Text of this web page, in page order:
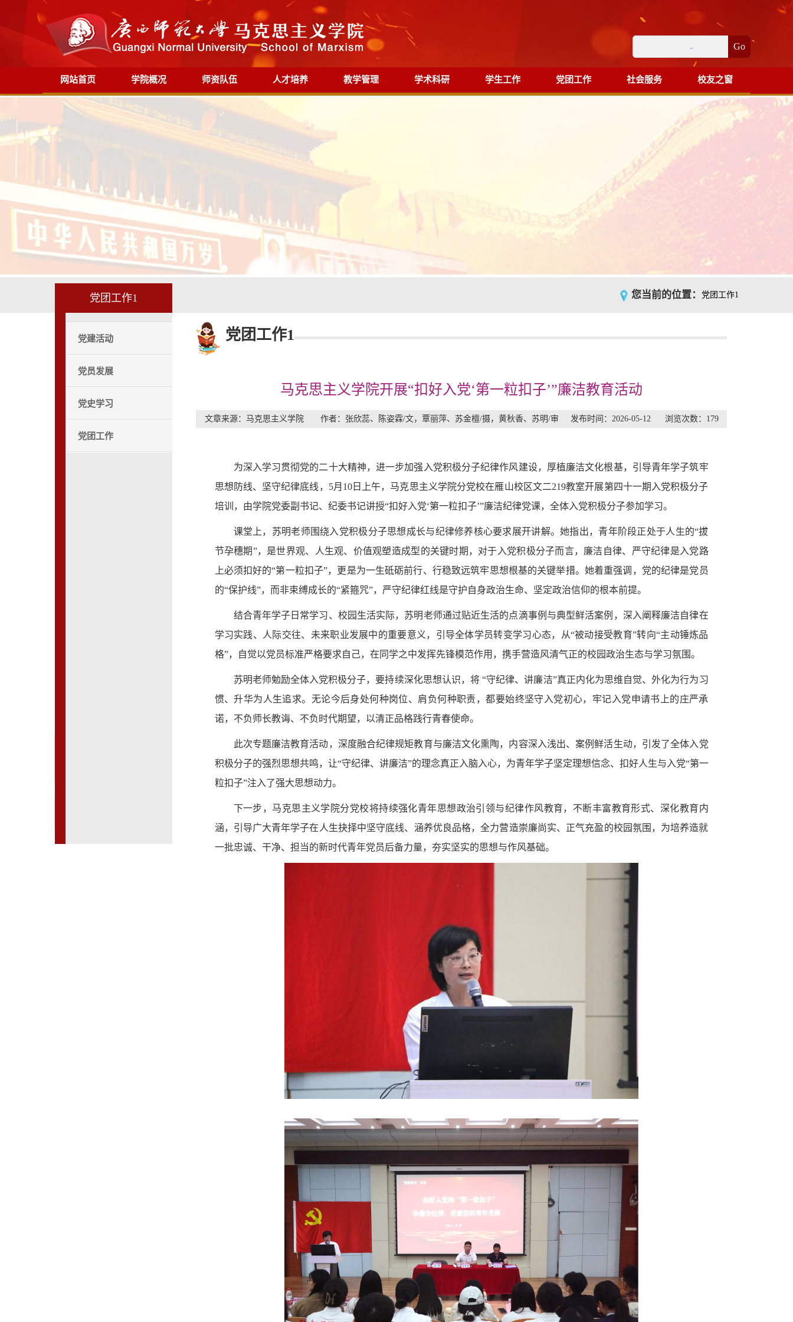
Go
网站首页 学院概况 师资队伍 人才培养 教学管理 学术科研 学生工作 党团工作 社会服务 校友之窗
党团工作1 您当前的位置： 党团工作1
党建活动
党员发展
党史学习
党团工作
党团工作1
马克思主义学院开展“扣好入党‘第一粒扣子’”廉洁教育活动
文章来源：马克思主义学院 作者：张欣蕊、陈姿霖/文，覃丽萍、苏金檀/摄，黄秋香、苏明/审 发布时间：2026-05-12 浏览次数： 179
为深入学习贯彻党的二十大精神，进一步加强入党积极分子纪律作风建设，厚植廉洁文化根基，引导青年学子筑牢
思想防线、坚守纪律底线，5月10日上午，马克思主义学院分党校在雁山校区文二219教室开展第四十一期入党积极分子
培训，由学院党委副书记、纪委书记讲授“扣好入党‘第一粒扣子’”廉洁纪律党课，全体入党积极分子参加学习。
课堂上，苏明老师围绕入党积极分子思想成长与纪律修养核心要求展开讲解。她指出，青年阶段正处于人生的“拔
节孕穗期”，是世界观、人生观、价值观塑造成型的关键时期，对于入党积极分子而言，廉洁自律、严守纪律是入党路
上必须扣好的“第一粒扣子”，更是为一生砥砺前行、行稳致远筑牢思想根基的关键举措。她着重强调，党的纪律是党员
的“保护线”，而非束缚成长的“紧箍咒”，严守纪律红线是守护自身政治生命、坚定政治信仰的根本前提。
结合青年学子日常学习、校园生活实际，苏明老师通过贴近生活的点滴事例与典型鲜活案例，深入阐释廉洁自律在
学习实践、人际交往、未来职业发展中的重要意义，引导全体学员转变学习心态，从“被动接受教育”转向“主动锤炼品
格”，自觉以党员标准严格要求自己，在同学之中发挥先锋模范作用，携手营造风清气正的校园政治生态与学习氛围。
苏明老师勉励全体入党积极分子，要持续深化思想认识，将 “守纪律、讲廉洁”真正内化为思维自觉、外化为行为习
惯、升华为人生追求。无论今后身处何种岗位、肩负何种职责，都要始终坚守入党初心，牢记入党申请书上的庄严承
诺，不负师长教诲、不负时代期望，以清正品格践行青春使命。
此次专题廉洁教育活动，深度融合纪律规矩教育与廉洁文化熏陶，内容深入浅出、案例鲜活生动，引发了全体入党
积极分子的强烈思想共鸣，让“守纪律、讲廉洁”的理念真正入脑入心，为青年学子坚定理想信念、扣好人生与入党“第一
粒扣子”注入了强大思想动力。
下一步，马克思主义学院分党校将持续强化青年思想政治引领与纪律作风教育，不断丰富教育形式、深化教育内
涵，引导广大青年学子在人生抉择中坚守底线、涵养优良品格，全力营造崇廉尚实、正气充盈的校园氛围，为培养造就
一批忠诚、干净、担当的新时代青年党员后备力量，夯实坚实的思想与作风基础。